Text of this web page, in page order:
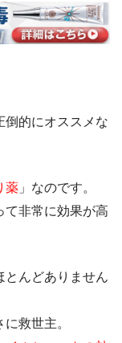
倒的にオススメな
薬 」なのです。
て非常に効果が高
とんどありません
救世主。